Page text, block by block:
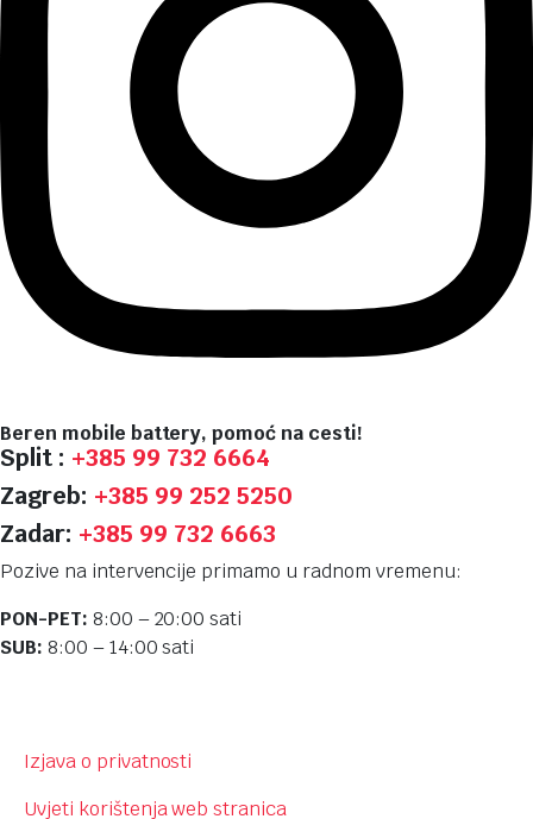
Beren mobile battery, pomoć na cesti!
Split : +385 99 732 6664
Zagreb: +385 99 252 5250
Zadar: +385 99 732 6663
Pozive na intervencije primamo u radnom vremenu:
PON-PET: 8:00 – 20:00 sati
SUB: 8:00 – 14:00 sati
Izjava o privatnosti
Uvjeti korištenja web stranica